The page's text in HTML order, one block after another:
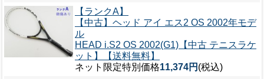
【ランクA】
【中古】ヘッド アイ エス2 OS 2002年モデ
ル
HEAD i.S2 OS 2002(G1)【中古 テニスラケ
ット】【送料無料】
ネット限定特別価格11,374円 (税込)